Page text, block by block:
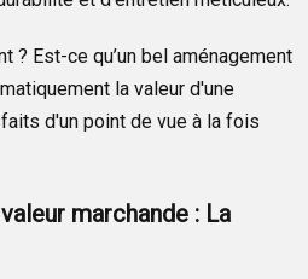
? Est-ce qu’un bel aménagement
la valeur d'une
d'un point de vue à la fois
marchande : La